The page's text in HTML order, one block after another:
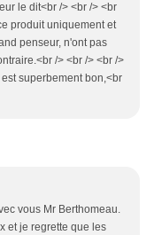
le dit<br /> <br /> <br
produit uniquement et
penseur, n'ont pas
/> <br /> <br />
superbement bon,<br
vous Mr Berthomeau.
et je regrette que les